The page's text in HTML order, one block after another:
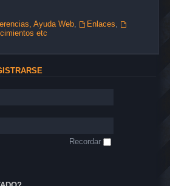
Ayuda Web, Enlaces,
etc
Recordar